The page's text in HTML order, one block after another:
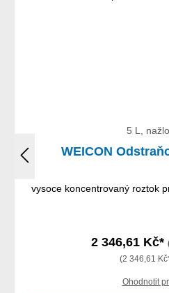
5 L,
WEICON
vysoce koncentrovaný roztok
2 346,61 Kč*
(2 346,61
Ohodnotit